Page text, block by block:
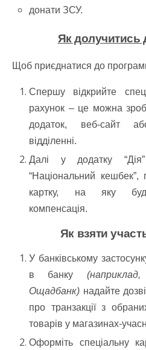
донати ЗСУ.
Як долучитись
Щоб приєднатися до
Спершу відкрийте
рахунок – це можна
додаток, веб-сайт
відділенні.
Далі у додатку
“Національний кешбек”,
картку, на яку
компенсація.
Як взяти
У банківському
в банку
Ощадбанк) надайте
про транзакції з
товарів у магазинах-
Оформіть спеціальну